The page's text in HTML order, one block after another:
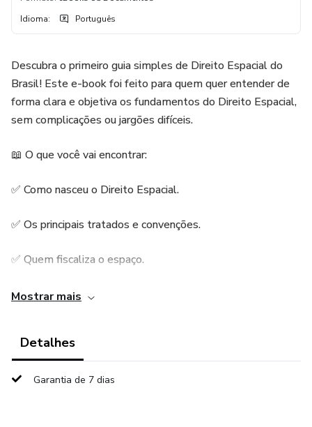
Idioma: Português
Descubra o primeiro guia simples de Direito Espacial do
Brasil! Este e-book foi feito para quem quer entender de
forma clara e objetiva os fundamentos do Direito Espacial,
sem complicações ou jargões difíceis.
📖 O que você vai encontrar:
✅ Como nasceu o Direito Espacial.
✅ Os principais tratados e convenções.
✅ Quem fiscaliza o espaço.
✅ O papel do Brasil na corrida espacial.
💰 E o melhor: tudo isso por apenas R$ 9,90 (Preço
especial de lançamento)
Mostrar mais
Detalhes
Garantia de 7 dias